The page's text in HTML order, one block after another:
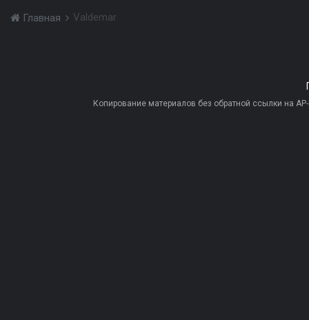
Главная Valdemar
Копирование материалов без обратной ссылки на